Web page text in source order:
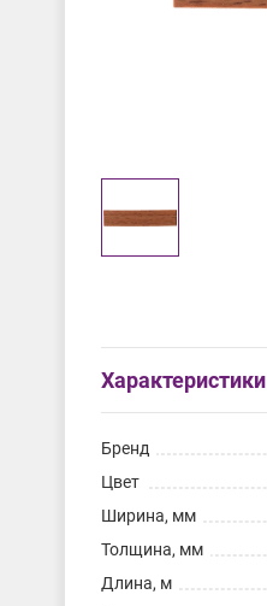
Характеристики
Бренд
Цвет
Ширина, мм
Толщина, мм
Длина, м